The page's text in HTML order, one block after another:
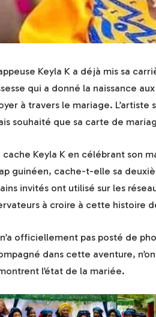
Keyla K a déjà mis sa
qui a donné la naissance
à travers le mariage. L’artiste
souhaité que sa carte de
cache Keyla K en célébrant son
guinéen, cache-t-elle sa
invités ont utilisé sur les
à croire à cette histoire
officiellement pas posté de
dans cette aventure,
l’état de la mariée.